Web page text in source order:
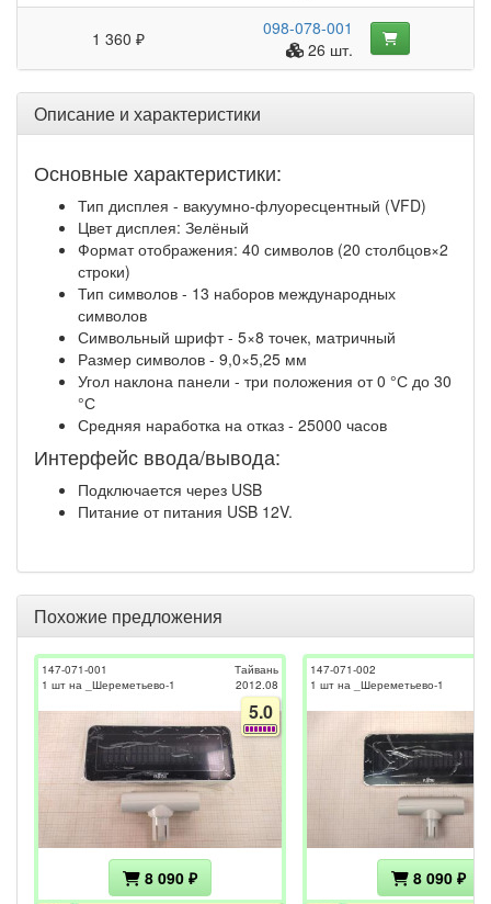
1 360 ₽
098-078-001
26 шт.
Описание и характеристики
Основные характеристики:
Тип дисплея - вакуумно-флуоресцентный (VFD)
Цвет дисплея: Зелёный
Формат отображения: 40 символов (20 столбцов×2
строки)
Тип символов - 13 наборов международных
символов
Символьный шрифт - 5×8 точек, матричный
Размер символов - 9,0×5,25 мм
Угол наклона панели - три положения от 0 °С до 30
°С
Средняя наработка на отказ - 25000 часов
Интерфейс ввода/вывода:
Подключается через USB
Питание от питания USB 12V.
Похожие предложения
147-071-001
1 шт на _Шереметьево-1
Тайвань
2012.08
5.0
8 090 ₽
147-071-002
1 шт на _Шереметьево-1
8 090 ₽